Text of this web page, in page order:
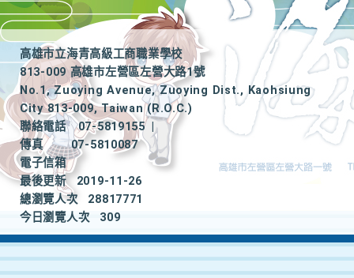
高雄市立海青高級工商職業學校
813-009 高雄市左營區左營大路1號
No.1, Zuoying Avenue, Zuoying Dist., Kaohsiung
City 813-009, Taiwan (R.O.C.)
聯絡電話
07-5819155
|
傳真
07-5810087
電子信箱
最後更新
2019-11-26
總瀏覽人次
28817771
今日瀏覽人次
309